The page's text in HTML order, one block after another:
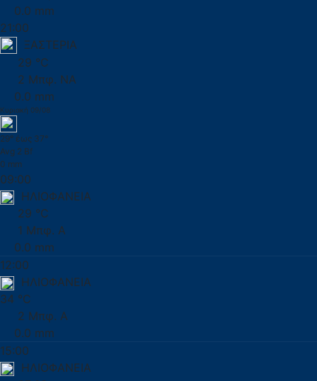
0.0 mm
21:00
ΞΑΣΤΕΡΙΑ
29 °C
2 Μπφ. ΝΑ
0.0 mm
Κυριακή 09/08
29° έως 37°
Avg 2 Bf
0 mm
09:00
ΗΛΙΟΦΑΝΕΙΑ
29 °C
1 Μπφ. Α
0.0 mm
12:00
ΗΛΙΟΦΑΝΕΙΑ
34 °C
2 Μπφ. Α
0.0 mm
15:00
ΗΛΙΟΦΑΝΕΙΑ